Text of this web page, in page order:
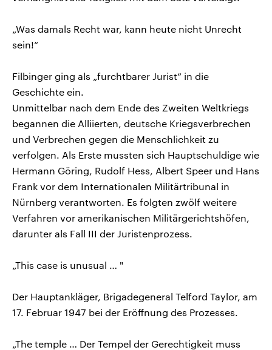
„Was damals Recht war, kann heute nicht Unrecht
sein!“
Filbinger ging als „furchtbarer Jurist“ in die
Geschichte ein.
Unmittelbar nach dem Ende des Zweiten Weltkriegs
begannen die Alliierten, deutsche Kriegsverbrechen
und Verbrechen gegen die Menschlichkeit zu
verfolgen. Als Erste mussten sich Hauptschuldige wie
Hermann Göring, Rudolf Hess, Albert Speer und Hans
Frank vor dem Internationalen Militärtribunal in
Nürnberg verantworten. Es folgten zwölf weitere
Verfahren vor amerikanischen Militärgerichtshöfen,
darunter als Fall III der Juristenprozess.
„This case is unusual … "
Der Hauptankläger, Brigadegeneral Telford Taylor, am
17. Februar 1947 bei der Eröffnung des Prozesses.
„The temple … Der Tempel der Gerechtigkeit muss